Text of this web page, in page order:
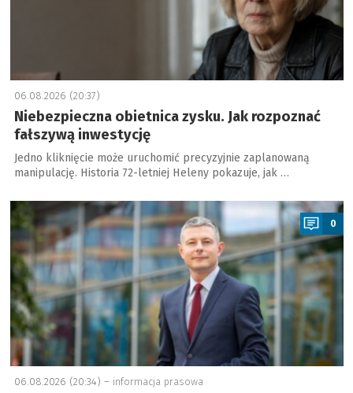
06.08.2026 (20:37)
Niebezpieczna obietnica zysku. Jak rozpoznać
fałszywą inwestycję
Jedno kliknięcie może uruchomić precyzyjnie zaplanowaną
manipulację. Historia 72-letniej Heleny pokazuje, jak …
a
0
06.08.2026 (20:34) – informacja prasowa